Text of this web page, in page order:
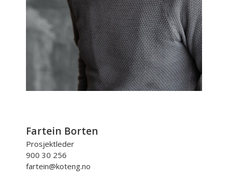
Fartein Borten
Prosjektleder
900 30 256
fartein@koteng.no